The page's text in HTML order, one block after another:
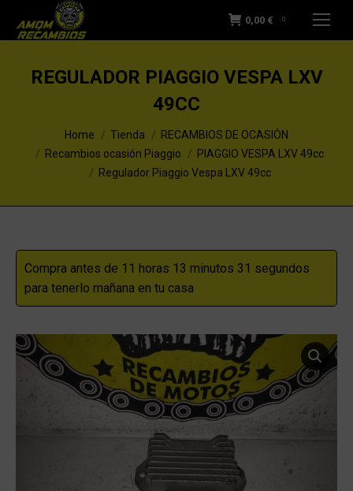
0,00 € 0
REGULADOR PIAGGIO VESPA LXV
49CC
You are here:Home Tienda
RECAMBIOS DE OCASIÓN
Recambios ocasión Piaggio
PIAGGIO VESPA LXV 49cc
Regulador Piaggio Vespa LXV 49cc
Compra antes de 11 horas 13 minutos 31 segundos
para tenerlo mañana en tu casa